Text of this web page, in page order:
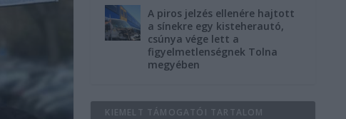
A piros jelzés ellenére hajtott
a sínekre egy kisteherautó,
csúnya vége lett a
figyelmetlenségnek Tolna
megyében
KIEMELT TÁMOGATÓI TARTALOM